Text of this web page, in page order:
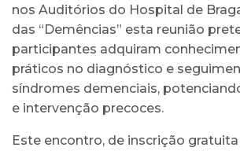
nos Auditórios do Hospital de
das “Demências” esta reunião
participantes adquiram
práticos no diagnóstico e
síndromes demenciais,
e intervenção precoces.
Este encontro, de inscrição